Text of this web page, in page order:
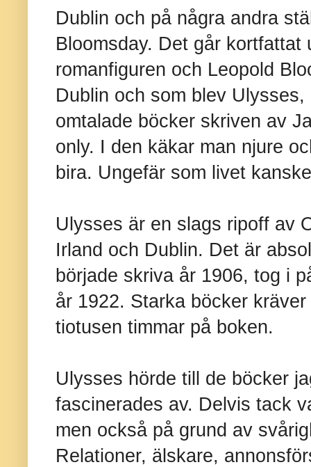
Dublin och på några andra
Bloomsday. Det går
romanfiguren och Leopold
Dublin och som blev
omtalade böcker skriven av
only. I den käkar man njure
bira. Ungefär som livet
Ulysses är en slags ripoff av
Irland och Dublin. Det är
började skriva år 1906, tog i
år 1922. Starka böcker
tiotusen timmar på boken.
Ulysses hörde till de böcker
fascinerades av. Delvis tack
men också på grund av
Relationer, älskare,